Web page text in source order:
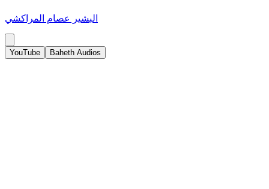
البشير عصام المراكشي
YouTube Baheth Audios